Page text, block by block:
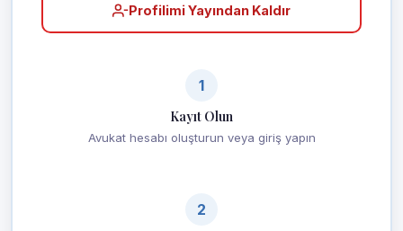
Profilimi Yayından Kaldır
1
Kayıt Olun
Avukat hesabı oluşturun veya giriş yapın
2